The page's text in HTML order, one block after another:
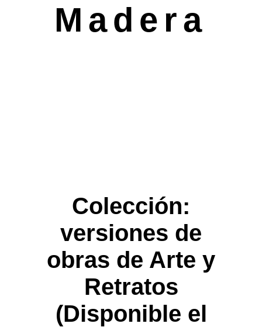
Madera
Colección:
versiones de
obras de Arte y
Retratos
(Disponible el